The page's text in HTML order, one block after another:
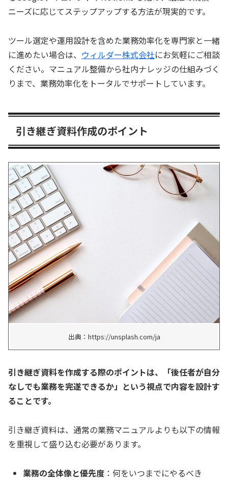
ニーズに応じてステップアップする方法が現実的です。
ツール選定や運用設計を含めた業務効率化を専門家と一緒
に進めたい場合は、 ウィルダー株式会社にお気軽にご相談
ください。マニュアル整備から社内ナレッジの仕組みづく
りまで、業務効率化をトータルでサポートしています。
引き継ぎ資料作成のポイント
出典：https://unsplash.com/ja
引き継ぎ資料を作成する際のポイントは、「後任者が自分
なしでも業務を完遂できるか」という視点で内容を設計す
ることです。
引き継ぎ資料は、通常の業務マニュアルよりも以下の情報
を重視して盛り込む必要があります。
業務の全体像と優先度 ：何をいつまでにやるべき